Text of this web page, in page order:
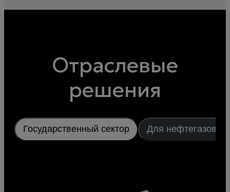
Отраслевые
решения
Государственный сектор Для нефтегазовой